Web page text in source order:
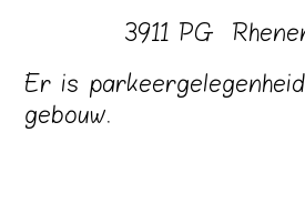
3911 PG
Er is
gebouw.